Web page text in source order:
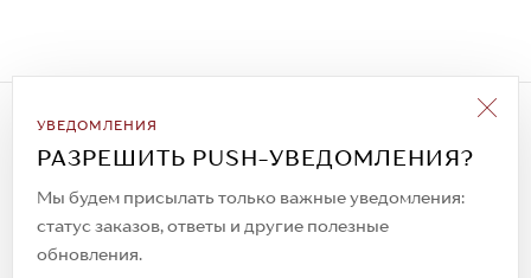
УВЕДОМЛЕНИЯ
РАЗРЕШИТЬ PUSH-УВЕДОМЛЕНИЯ?
Мы будем присылать только важные уведомления:
статус заказов, ответы и другие полезные
обновления.
Подписаться на рассылку
Всегда будьте в курсе новых акций и
спецпредложений!